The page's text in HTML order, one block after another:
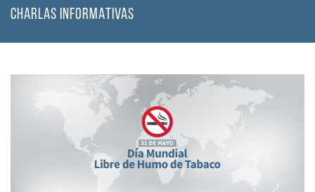
CHARLAS INFORMATIVAS